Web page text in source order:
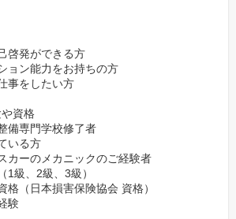
啓発ができる方
ョン能力をお持ちの方
事をしたい方
資格
備専門学校修了者
いる方
カーのメカニックのご経験者
1級、2級、3級）
格（日本損害保険協会 資格）
験